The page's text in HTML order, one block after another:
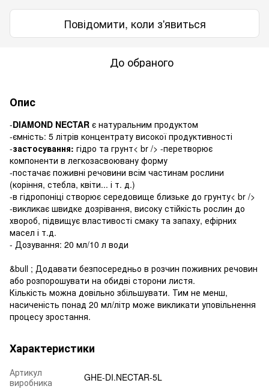
Повідомити, коли з'явиться
До обраного
Опис
-DIAMOND NECTAR є натуральним продуктом
-ємність: 5 літрів концентрату високої продуктивності
-застосування: гідро та грунт< br /> -перетворює
компоненти в легкозасвоювану форму
-постачає поживні речовини всім частинам рослини
(коріння, стебла, квіти... і т. д.)
-в гідропоніці створює середовище близьке до грунту< br />
-викликає швидке дозрівання, високу стійкість рослин до
хвороб, підвищує властивості смаку та запаху, ефірних
масел і т.д.
- Дозування: 20 мл/10 л води
&bull ; Додавати безпосередньо в розчин поживних речовин
або розпорошувати на обидві сторони листя.
Кількість можна довільно збільшувати. Тим не менш,
насиченість понад 20 мл/літр може викликати уповільнення
процесу зростання.
Характеристики
Артикул
виробника
GHE-DI.NECTAR-5L